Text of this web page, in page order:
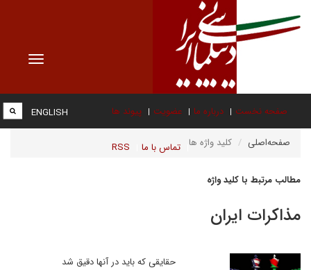
Toggle
صفحه نخست درباره ما عضویت پیوند ها
تماس با ما RSS
ENGLISH
صفحه‌اصلی کلید واژه ها
مطالب مرتبط با کلید واژه
مذاکرات ایران
حقایقی که باید در آنها دقیق شد